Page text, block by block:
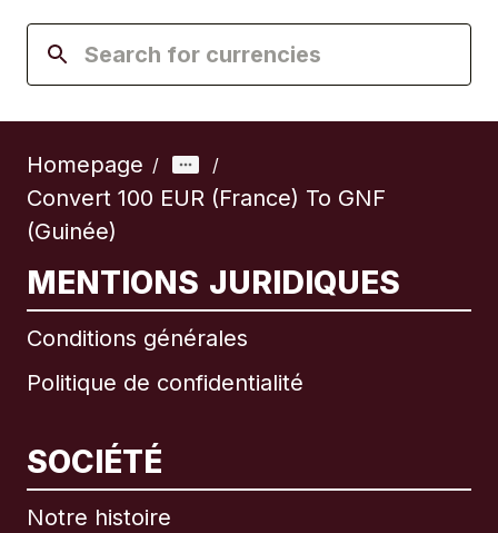
Homepage / /
Convert 100 EUR (France) To GNF
(Guinée)
MENTIONS JURIDIQUES
Conditions générales
Politique de confidentialité
SOCIÉTÉ
Notre histoire